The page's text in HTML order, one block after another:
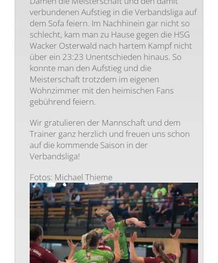
verbundenen Aufstieg in die Verbandsliga auf
dem Sofa feiern. Im Nachhinein gar nicht so
schlecht, kam man zu Hause gegen die HSG
Wacker Osterwald nach hartem Kampf nicht
über ein 23:23 Unentschieden hinaus. So
konnte man den Aufstieg und die
Meisterschaft trotzdem im eigenen
Wohnzimmer mit den heimischen Fans
gebührend feiern.
Wir gratulieren der Mannschaft und dem
Trainer ganz herzlich und freuen uns schon
auf die kommende Saison in der
Verbandsliga!
Fotos: Michael Thieme